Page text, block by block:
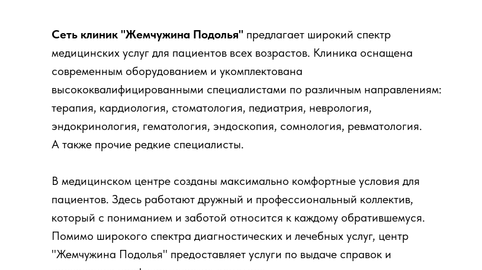
Сеть клиник "Жемчужина Подолья" предлагает широкий спектр
медицинских услуг для пациентов всех возрастов. Клиника оснащена
современным оборудованием и укомплектована
высококвалифицированными специалистами по различным направлениям:
терапия, кардиология, стоматология, педиатрия, неврология,
эндокринология, гематология, эндоскопия, сомнология, ревматология.
А также прочие редкие специалисты.
В медицинском центре созданы максимально комфортные условия для
пациентов. Здесь работают дружный и профессиональный коллектив,
который с пониманием и заботой относится к каждому обратившемуся.
Помимо широкого спектра диагностических и лечебных услуг, центр
"Жемчужина Подолья" предоставляет услуги по выдаче справок и